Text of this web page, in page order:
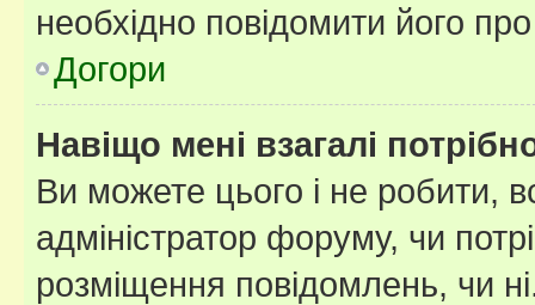
необхідно повідомити його
Догори
Навіщо мені взагалі
Ви можете цього і не робити,
адміністратор форуму, чи
розміщення повідомлень, чи